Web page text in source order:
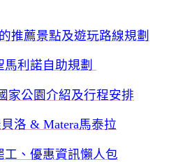
推薦景點及遊玩路線規劃
利諾自助規劃
家公園介紹及行程安排
洛 & Matera馬泰拉
工、優惠資訊懶人包